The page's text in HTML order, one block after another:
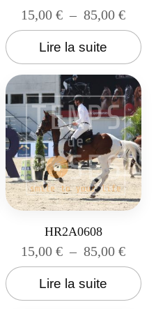
15,00€ – 85,00€
Lire la suite
HR2A0608
15,00€ – 85,00€
Lire la suite